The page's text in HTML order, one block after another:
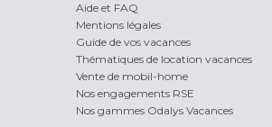
Aide et FAQ
Mentions légales
Guide de vos vacances
Thématiques de location vacances
Vente de mobil-home
Nos engagements RSE
Nos gammes Odalys Vacances